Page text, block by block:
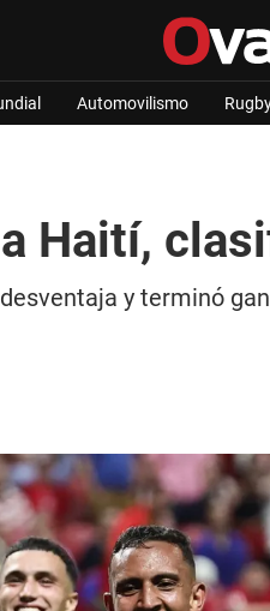
Automovilismo
Haití,
y terminó